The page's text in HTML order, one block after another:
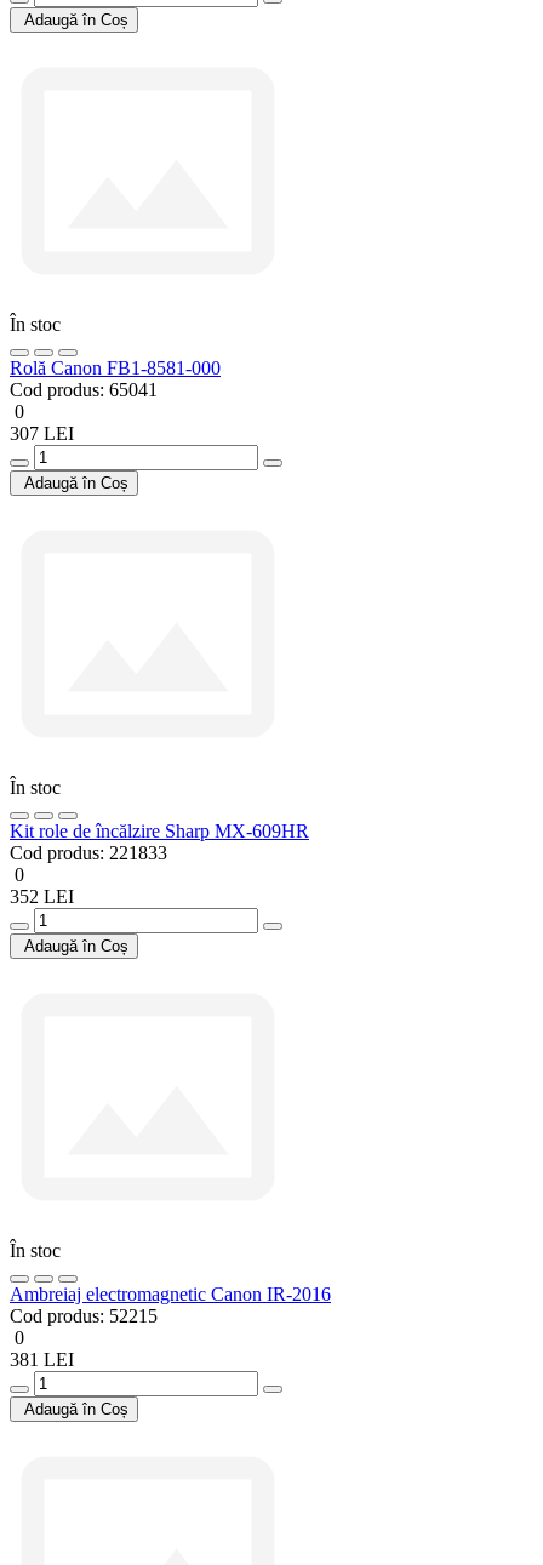
Adaugă în Coș
În stoc
Rolă Canon FB1-8581-000
Cod produs: 65041
0
307 LEI
Adaugă în Coș
În stoc
Kit role de încălzire Sharp MX-609HR
Cod produs: 221833
0
352 LEI
Adaugă în Coș
În stoc
Ambreiaj electromagnetic Canon IR-2016
Cod produs: 52215
0
381 LEI
Adaugă în Coș